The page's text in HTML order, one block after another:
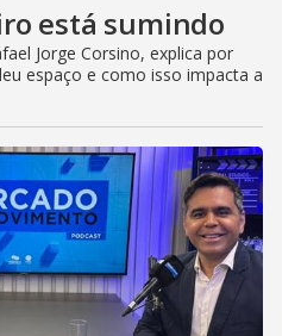
está sumindo
Jorge Corsino, explica por
espaço e como isso impacta a